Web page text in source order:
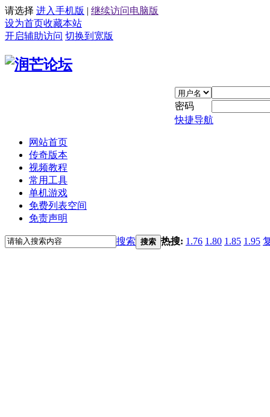
请选择 进入手机版 | 继续访问电脑版
设为首页收藏本站
开启辅助访问 切换到宽版
密码
快捷导航
网站首页
传奇版本
视频教程
常用工具
单机游戏
免费列表空间
免责声明
搜索 搜索 热搜: 1.76 1.80 1.85 1.95